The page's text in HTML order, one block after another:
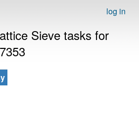
log in
Sieve tasks for